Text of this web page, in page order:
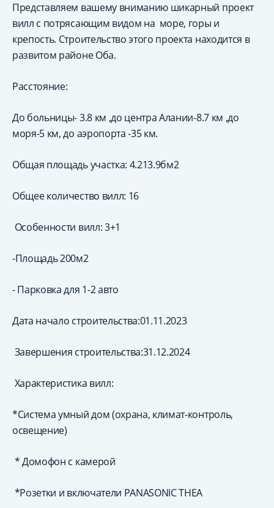
Представляем вашему вниманию шикарный проект
вилл с потрясающим видом на море, горы и
крепость. Строительство этого проекта находится в
развитом районе Оба.
Расстояние:
До больницы- 3.8 км ,до центра Алании-8.7 км ,до
моря-5 км, до аэропорта -35 км.
Общая площадь участка: 4.213.9бм2
Общее количество вилл: 16
Особенности вилл: 3+1
-Площадь 200м2
- Парковка для 1-2 авто
Дата начало строительства:01.11.2023
Завершения строительства:31.12.2024
Характеристика вилл:
*Система умный дом (охрана, климат-контроль,
освещение)
* Домофон с камерой
*Розетки и включатели PANASONIC THEA